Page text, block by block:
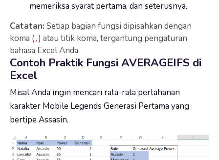
memeriksa syarat pertama, dan seterusnya.
Catatan: Setiap bagian fungsi dipisahkan dengan
koma (,) atau titik koma, tergantung pengaturan
bahasa Excel Anda.
Contoh Praktik Fungsi AVERAGEIFS di
Excel
Misal Anda ingin mencari rata-rata pertahanan
karakter Mobile Legends Generasi Pertama yang
bertipe Assasin.